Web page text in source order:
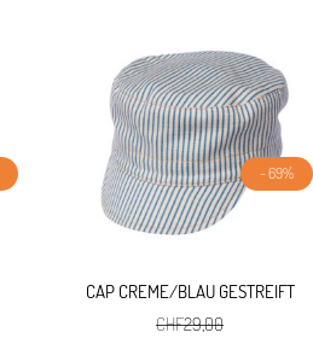
- 69%
CAP CREME/BLAU GESTREIFT
CHF29,00